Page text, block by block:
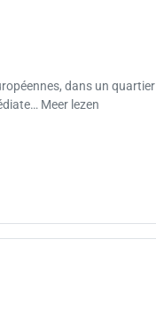
dans un quartier
Meer lezen